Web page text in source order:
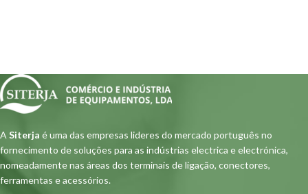
A Siterja é uma das empresas lideres do mercado português no
fornecimento de soluções para as indústrias electrica e electrónica,
nomeadamente nas áreas dos terminais de ligação, conectores,
ferramentas e acessórios.